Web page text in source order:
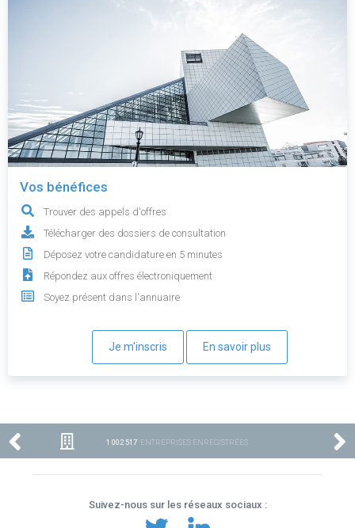
Vos bénéfices
Trouver des appels d'offres
Télécharger des dossiers de consultation
Déposez votre candidature en 5 minutes
Répondez aux offres électroniquement
Soyez présent dans l'annuaire
Je m'inscris En savoir plus
1 002 517 ENTREPRISES ENREGISTRÉES
Suivez-nous sur les réseaux sociaux :